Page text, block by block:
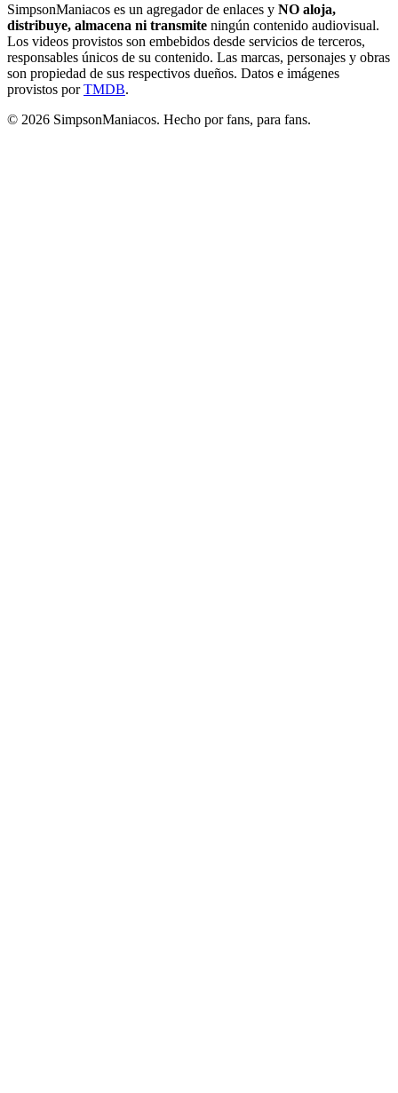
SimpsonManiacos es un agregador de enlaces y NO aloja,
distribuye, almacena ni transmite ningún contenido audiovisual.
Los videos provistos son embebidos desde servicios de terceros,
responsables únicos de su contenido. Las marcas, personajes y obras
son propiedad de sus respectivos dueños. Datos e imágenes
provistos porTMDB.
© 2026 SimpsonManiacos. Hecho por fans, para fans.